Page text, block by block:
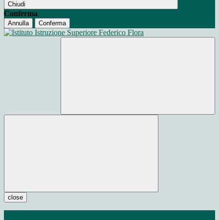
Chiudi
Conferma
Annulla Conferma
close